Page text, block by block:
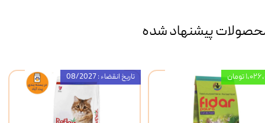
پیشنهاد شده
تاریخ انقضاء : 08/2027 تومان